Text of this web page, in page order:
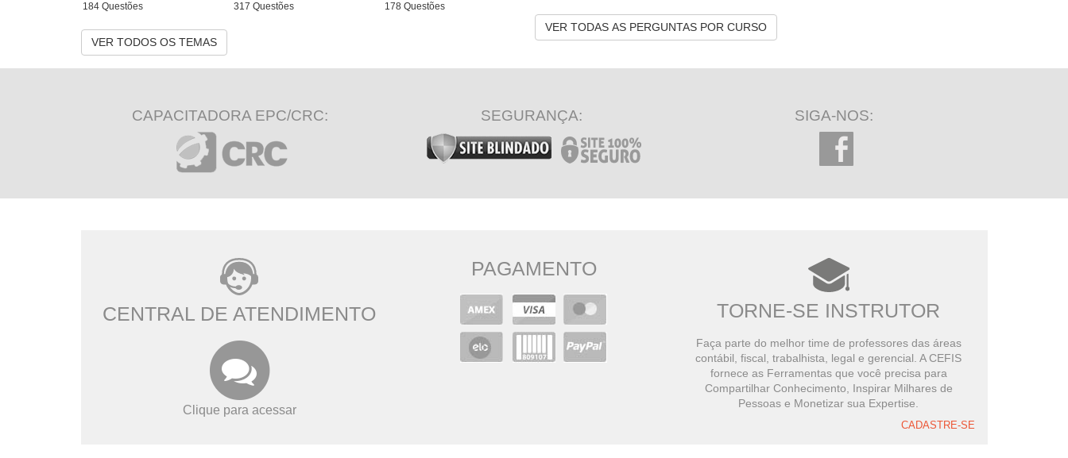
184 Questões 317 Questões 178 Questões
VER TODOS OS TEMAS
VER TODAS AS PERGUNTAS POR CURSO
CAPACITADORA EPC/CRC: SEGURANÇA: SIGA-NOS:
CENTRAL DE ATENDIMENTO
Clique para acessar
PAGAMENTO
TORNE-SE INSTRUTOR
Faça parte do melhor time de professores das áreas
contábil, fiscal, trabalhista, legal e gerencial. A CEFIS
fornece as Ferramentas que você precisa para
Compartilhar Conhecimento, Inspirar Milhares de
Pessoas e Monetizar sua Expertise.
CADASTRE-SE